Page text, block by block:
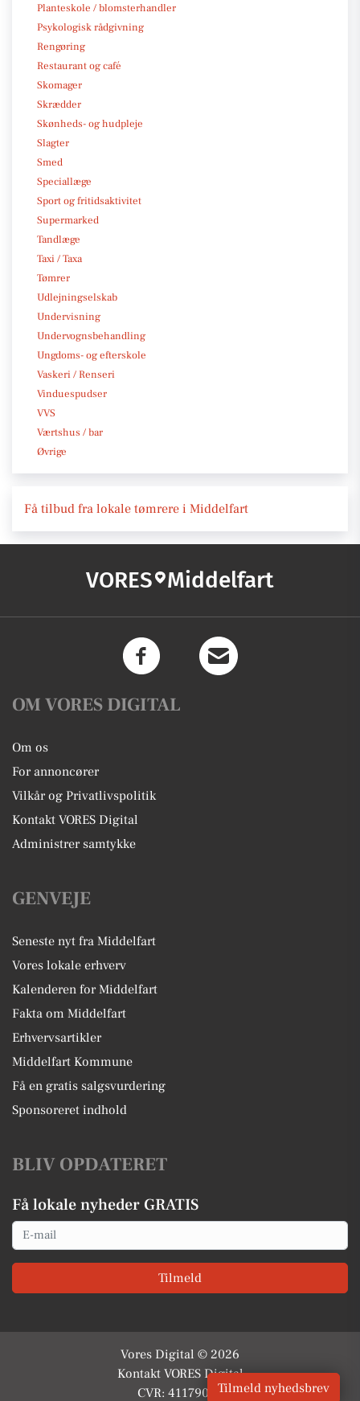
Planteskole / blomsterhandler
Psykologisk rådgivning
Rengøring
Restaurant og café
Skomager
Skrædder
Skønheds- og hudpleje
Slagter
Smed
Speciallæge
Sport og fritidsaktivitet
Supermarked
Tandlæge
Taxi / Taxa
Tømrer
Udlejningselskab
Undervisning
Undervognsbehandling
Ungdoms- og efterskole
Vaskeri / Renseri
Vinduespudser
VVS
Værtshus / bar
Øvrige
Få tilbud fra lokale tømrere i Middelfart
VORES Middelfart
OM VORES DIGITAL
Om os
For annoncører
Vilkår og Privatlivspolitik
Kontakt VORES Digital
Administrer samtykke
GENVEJE
Seneste nyt fra Middelfart
Vores lokale erhverv
Kalenderen for Middelfart
Fakta om Middelfart
Erhvervsartikler
Middelfart Kommune
Få en gratis salgsvurdering
Sponsoreret indhold
BLIV OPDATERET
Få lokale nyheder GRATIS
Email
Tilmeld
Vores Digital © 2026
Kontakt VORES Digital
CVR: 41179082Tilmeld nyhedsbrev